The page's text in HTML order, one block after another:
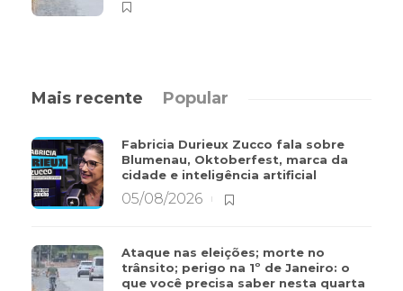
Mais recente Popular
Fabricia Durieux Zucco fala sobre
Blumenau, Oktoberfest, marca da
cidade e inteligência artificial
05/08/2026
Ataque nas eleições; morte no
trânsito; perigo na 1º de Janeiro: o
que você precisa saber nesta quarta